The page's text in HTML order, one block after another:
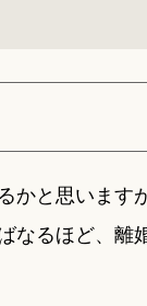
かと思います
なるほど、離